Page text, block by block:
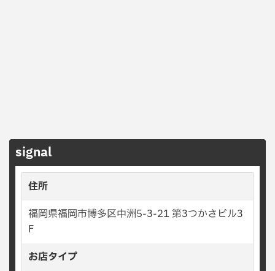
signal
住所
福岡県福岡市博多区中洲5-3-21 第3つかさビル3
F
お店タイプ